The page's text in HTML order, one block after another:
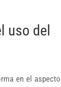
uso del
en el aspecto